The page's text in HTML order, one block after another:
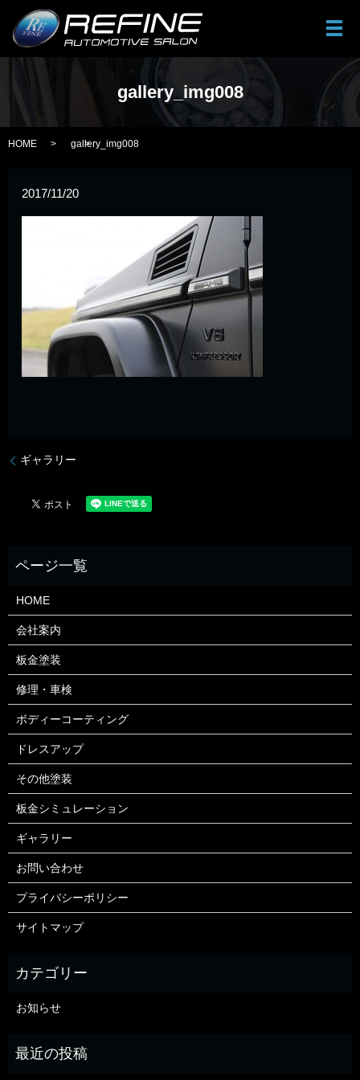
メ
gallery_img008
HOME gallery_img008
2017/11/20
ギャラリー
HOME
会社案内
板金塗装
修理・車検
ボディーコーティング
ドレスアップ
その他塗装
板金シミュレーション
ギャラリー
お問い合わせ
プライバシーポリシー
サイトマップ
お知らせ